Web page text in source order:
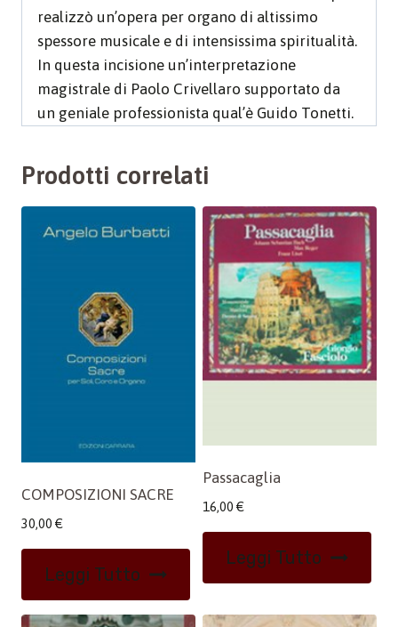
realizzò un’opera per organo di altissimo
spessore musicale e di intensissima spiritualità.
In questa incisione un’interpretazione
magistrale di Paolo Crivellaro supportato da
un geniale professionista qual’è Guido Tonetti.
Prodotti correlati
COMPOSIZIONI SACRE
30,00 €
Leggi Tutto
Passacaglia
16,00 €
Leggi Tutto